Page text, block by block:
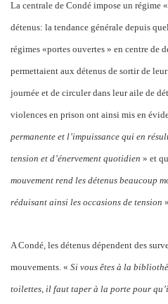
La centrale de Condé impose un régime
détenus: la tendance générale depuis
régimes «portes ouvertes » en centre de
permettaient aux détenus de sortir de
journée et de circuler dans leur aile de
violences en prison ont ainsi mis en
permanente et l’impuissance qui en
tension et d’énervement quotidien » et
mouvement rend les détenus beaucoup
réduisant ainsi les occasions de tension »
A Condé, les détenus dépendent des
mouvements. « Si vous êtes à la
toilettes, il faut taper à la porte pour